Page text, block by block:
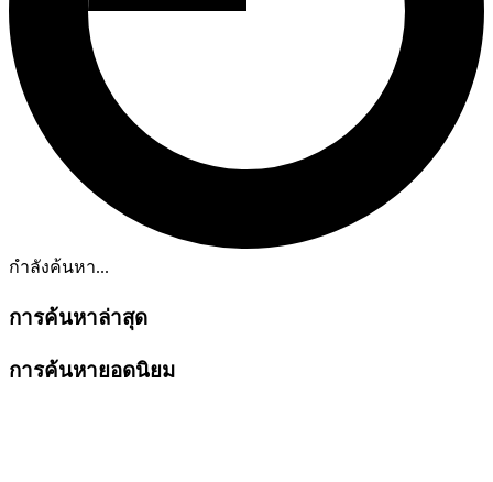
กำลังค้นหา...
การค้นหาล่าสุด
การค้นหายอดนิยม